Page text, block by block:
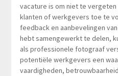
vacature is om niet te
klanten of werkgevers toe te
feedback en aanbevelingen
hebt samengewerkt te delen,
als professionele fotograaf
potentiële werkgevers een
vaardigheden,